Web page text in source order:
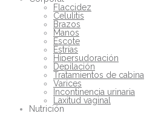
Flaccidez
Celulitis
Brazos
Manos
Escote
Estrías
Hipersudoración
Depilación
Tratamientos de cabina
Varices
Incontinencia urinaria
Laxitud vaginal
Nutrición